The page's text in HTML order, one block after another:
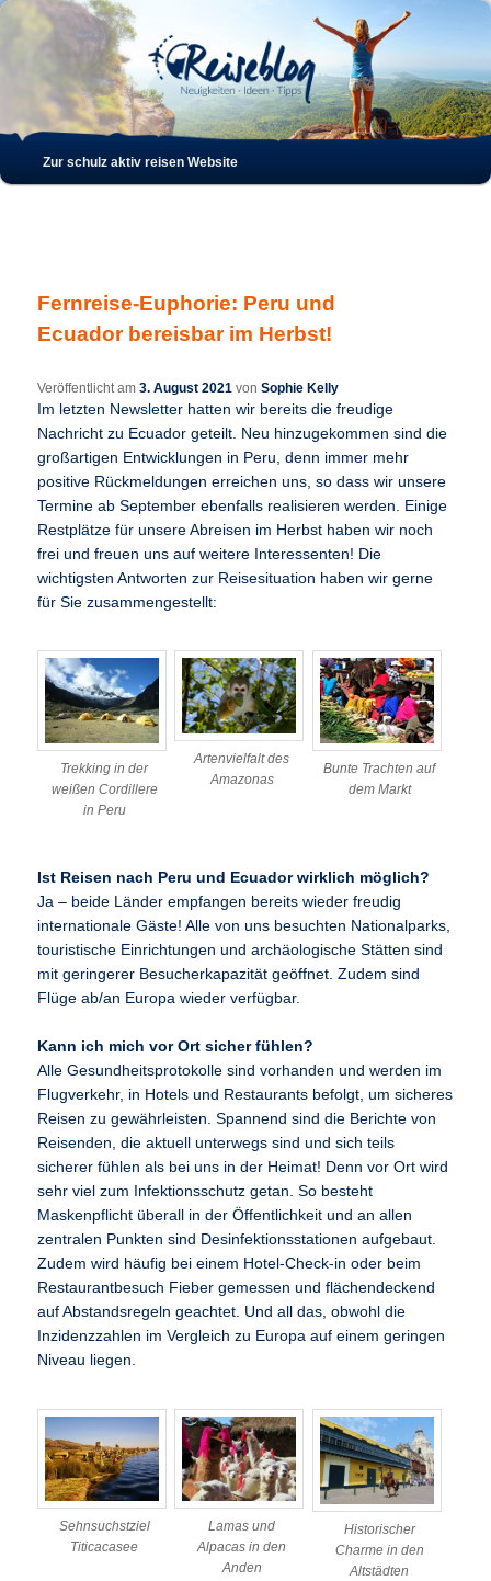
Hauptmenü
Zum
Zum
wechseln
Zur schulz aktiv reisen Website
Fernreise-Euphorie: Peru und
Ecuador bereisbar im Herbst!
Veröffentlicht am3. August 2021 vonSophie Kelly
Im letzten Newsletter hatten wir bereits die freudige
Nachricht zu Ecuador geteilt. Neu hinzugekommen sind die
großartigen Entwicklungen in Peru, denn immer mehr
positive Rückmeldungen erreichen uns, so dass wir unsere
Termine ab September ebenfalls realisieren werden. Einige
Restplätze für unsere Abreisen im Herbst haben wir noch
frei und freuen uns auf weitere Interessenten! Die
wichtigsten Antworten zur Reisesituation haben wir gerne
für Sie zusammengestellt:
Trekking in der
weißen Cordillere
in Peru
Artenvielfalt des
Amazonas
Bunte Trachten auf
dem Markt
Ist Reisen nach Peru und Ecuador wirklich möglich?
Ja – beide Länder empfangen bereits wieder freudig
internationale Gäste! Alle von uns besuchten Nationalparks,
touristische Einrichtungen und archäologische Stätten sind
mit geringerer Besucherkapazität geöffnet. Zudem sind
Flüge ab/an Europa wieder verfügbar.
Kann ich mich vor Ort sicher fühlen?
Alle Gesundheitsprotokolle sind vorhanden und werden im
Flugverkehr, in Hotels und Restaurants befolgt, um sicheres
Reisen zu gewährleisten. Spannend sind die Berichte von
Reisenden, die aktuell unterwegs sind und sich teils
sicherer fühlen als bei uns in der Heimat! Denn vor Ort wird
sehr viel zum Infektionsschutz getan. So besteht
Maskenpflicht überall in der Öffentlichkeit und an allen
zentralen Punkten sind Desinfektionsstationen aufgebaut.
Zudem wird häufig bei einem Hotel-Check-in oder beim
Restaurantbesuch Fieber gemessen und flächendeckend
auf Abstandsregeln geachtet. Und all das, obwohl die
Inzidenzzahlen im Vergleich zu Europa auf einem geringen
Niveau liegen.
Sehnsuchstziel
Titicacasee
Lamas und
Alpacas in den
Anden
Historischer
Charme in den
Altstädten